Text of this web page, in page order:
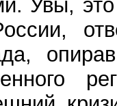
Увы,